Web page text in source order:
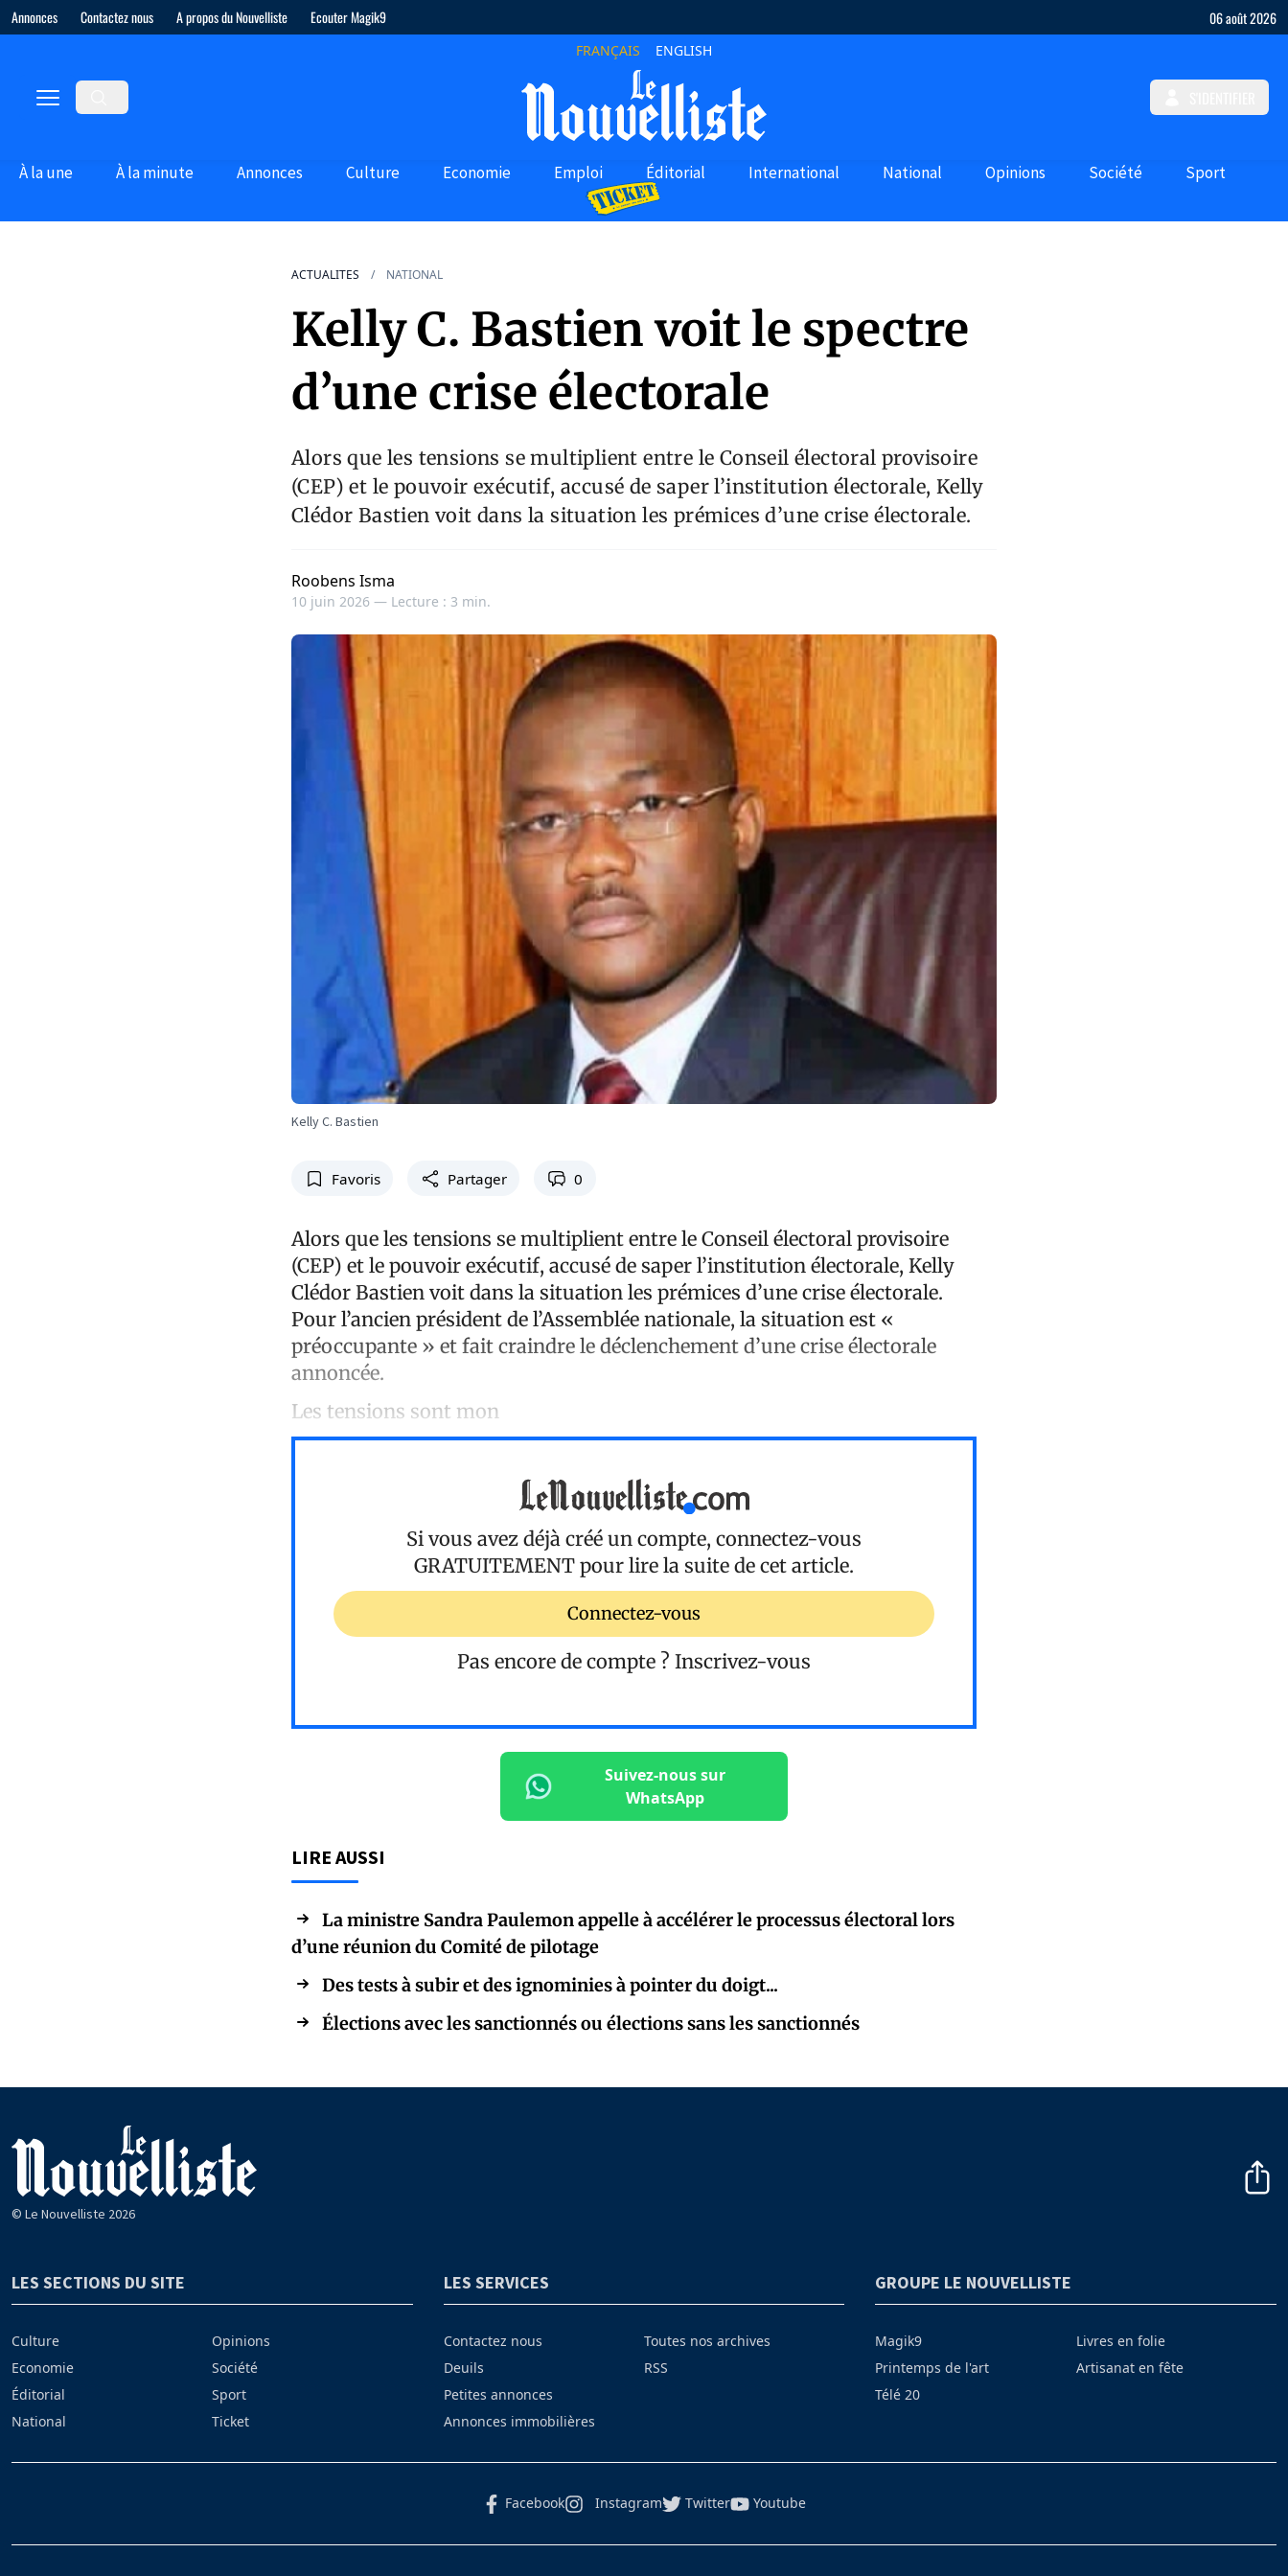
Annonces Contactez nous A propos du Nouvelliste Ecouter Magik9 06 août 2026
FRANÇAIS ENGLISH
À la une À la minute Annonces Culture Economie Emploi Éditorial International National Opinions Société Sport
ACTUALITES NATIONAL
Kelly C. Bastien voit le spectre
d’une crise électorale
Alors que les tensions se multiplient entre le Conseil électoral provisoire
(CEP) et le pouvoir exécutif, accusé de saper l’institution électorale, Kelly
Clédor Bastien voit dans la situation les prémices d’une crise électorale.
Roobens Isma
10 juin 2026 — Lecture : 3 min.
Kelly C. Bastien
Favoris Partager 0
Alors que les tensions se multiplient entre le Conseil électoral provisoire
(CEP) et le pouvoir exécutif, accusé de saper l’institution électorale, Kelly
Clédor Bastien voit dans la situation les prémices d’une crise électorale.
Pour l’ancien président de l’Assemblée nationale, la situation est «
préoccupante » et fait craindre le déclenchement d’une crise électorale
annoncée.
Les tensions sont mon
Si vous avez déjà créé un compte, connectez-vous
GRATUITEMENT pour lire la suite de cet article.
Connectez-vous
Pas encore de compte ? Inscrivez-vous
Suivez-nous sur
WhatsApp
LIRE AUSSI
La ministre Sandra Paulemon appelle à accélérer le processus électoral lors
d’une réunion du Comité de pilotage
Des tests à subir et des ignominies à pointer du doigt...
Élections avec les sanctionnés ou élections sans les sanctionnés
© Le Nouvelliste 2026
LES SECTIONS DU SITE
Culture
Economie
Éditorial
National
Opinions
Société
Sport
Ticket
LES SERVICES
Contactez nous
Deuils
Petites annonces
Annonces immobilières
Toutes nos archives
RSS
GROUPE LE NOUVELLISTE
Magik9
Printemps de l'art
Télé 20
Livres en folie
Artisanat en fête
Facebook Instagram Twitter Youtube